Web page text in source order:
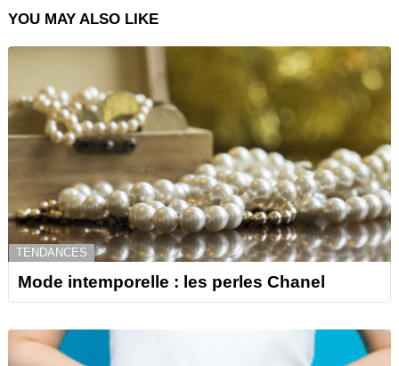
YOU MAY ALSO LIKE
TENDANCES
Mode intemporelle : les perles Chanel